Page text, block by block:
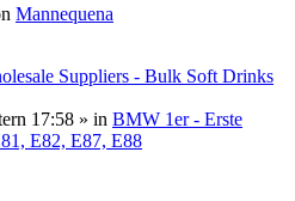
Mannequena
Suppliers - Bulk Soft Drinks
17:58 » in BMW 1er - Erste
E82, E87, E88